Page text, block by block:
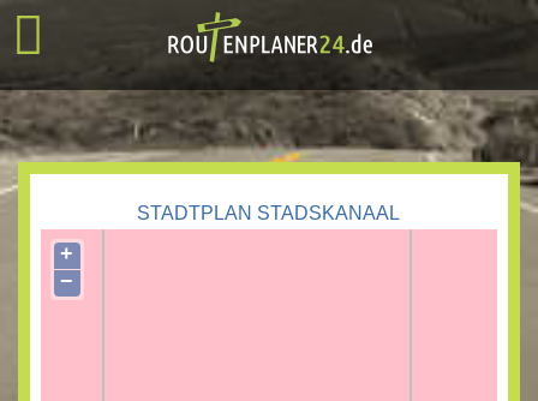
STADTPLAN STADSKANAAL
+
−